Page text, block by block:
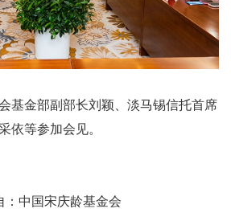
基金部副部长刘颖、淡马锡信托首席
依等参加会见。
：中国宋庆龄基金会